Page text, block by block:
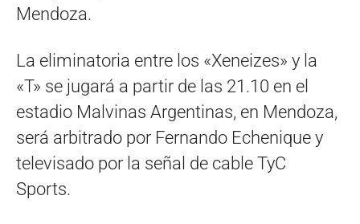
Mendoza.
La eliminatoria entre los «Xeneizes» y la
«T» se jugará a partir de las 21.10 en el
estadio Malvinas Argentinas, en Mendoza,
será arbitrado por Fernando Echenique y
televisado por la señal de cable TyC
Sports.